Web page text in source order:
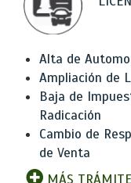
Alta de
Ampliación de
Baja de
Radicación
Cambio de
de Venta
MÁS